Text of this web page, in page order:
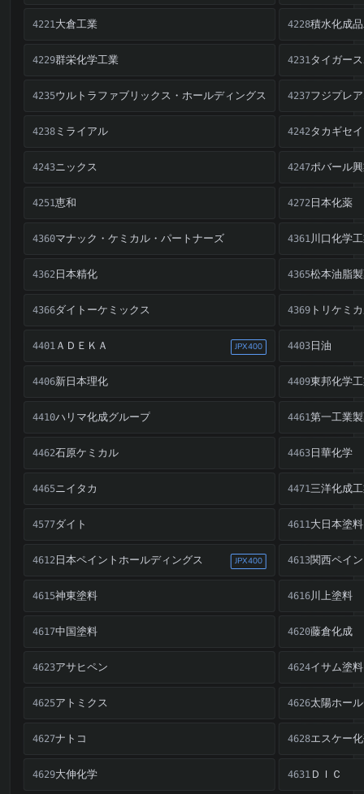
4221大倉工業 4228積水化成
4229群栄化学工業 4231タイガー
4235ウルトラファブリックス・ホールディングス 4237フジプレ
4238 ミライアル 4242タカギセ
4243ニックス 4247ポバール
4251恵和 4272日本化薬
4360マナック・ケミカル・パートナーズ 4361川口化学
4362日本精化 4365松本油脂
4366ダイトーケミックス 4369 トリケミ
4401ＡＤＥＫＡ JPX400 4403日油
4406新日本理化 4409東邦化学
4410ハリマ化成グループ 4461第一工業
4462石原ケミカル 4463日華化学
4465ニイタカ 4471三洋化成
4577ダイト 4611大日本塗料
4612日本ペイントホールディングス JPX400 4613関西ペイ
4615神東塗料 4616川上塗料
4617中国塗料 4620藤倉化成
4623アサヒペン 4624イサム塗料
4625アトミクス 4626太陽ホー
4627ナトコ 4628エスケー
4629大伸化学 4631ＤＩＣ